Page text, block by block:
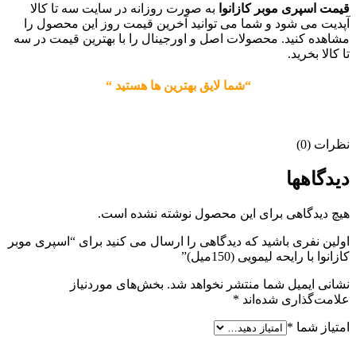
قیمت اسپری موبر کازانوا به صورت روزانه در سایت سه تا کالا
آپدیت می شود و شما می توانید آخرین قیمت روز این محصول را
مشاهده کنید. محصولات اصل و اورجینال را با بهترین قیمت در سه
تا کالا بخرید.
“شما لایق بهترین ها هستید “
نظرات (0)
دیدگاهها
هیچ دیدگاهی برای این محصول نوشته نشده است.
اولین نفری باشید که دیدگاهی را ارسال می کنید برای “اسپری موبر
کازانوا با رایحه لیمویی (150میل)”
نشانی ایمیل شما منتشر نخواهد شد. بخش‌های موردنیاز
علامت‌گذاری شده‌اند *
امتیاز شما *